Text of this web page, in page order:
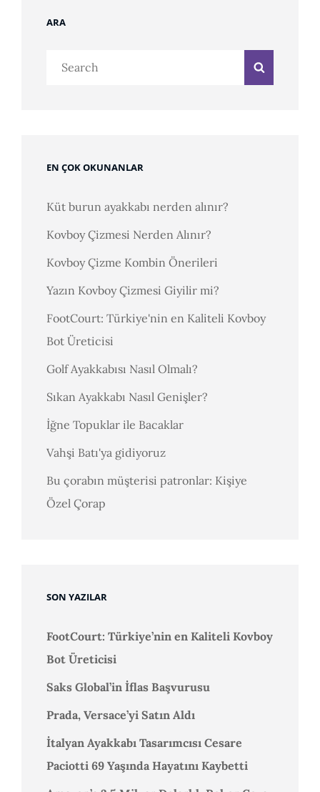
ARA
EN ÇOK OKUNANLAR
Küt burun ayakkabı nerden alınır?
Kovboy Çizmesi Nerden Alınır?
Kovboy Çizme Kombin Önerileri
Yazın Kovboy Çizmesi Giyilir mi?
FootCourt: Türkiye'nin en Kaliteli Kovboy
Bot Üreticisi
Golf Ayakkabısı Nasıl Olmalı?
Sıkan Ayakkabı Nasıl Genişler?
İğne Topuklar ile Bacaklar
Vahşi Batı'ya gidiyoruz
Bu çorabın müşterisi patronlar: Kişiye
Özel Çorap
SON YAZILAR
FootCourt: Türkiye’nin en Kaliteli Kovboy
Bot Üreticisi
Saks Global’in İflas Başvurusu
Prada, Versace’yi Satın Aldı
İtalyan Ayakkabı Tasarımcısı Cesare
Paciotti 69 Yaşında Hayatını Kaybetti